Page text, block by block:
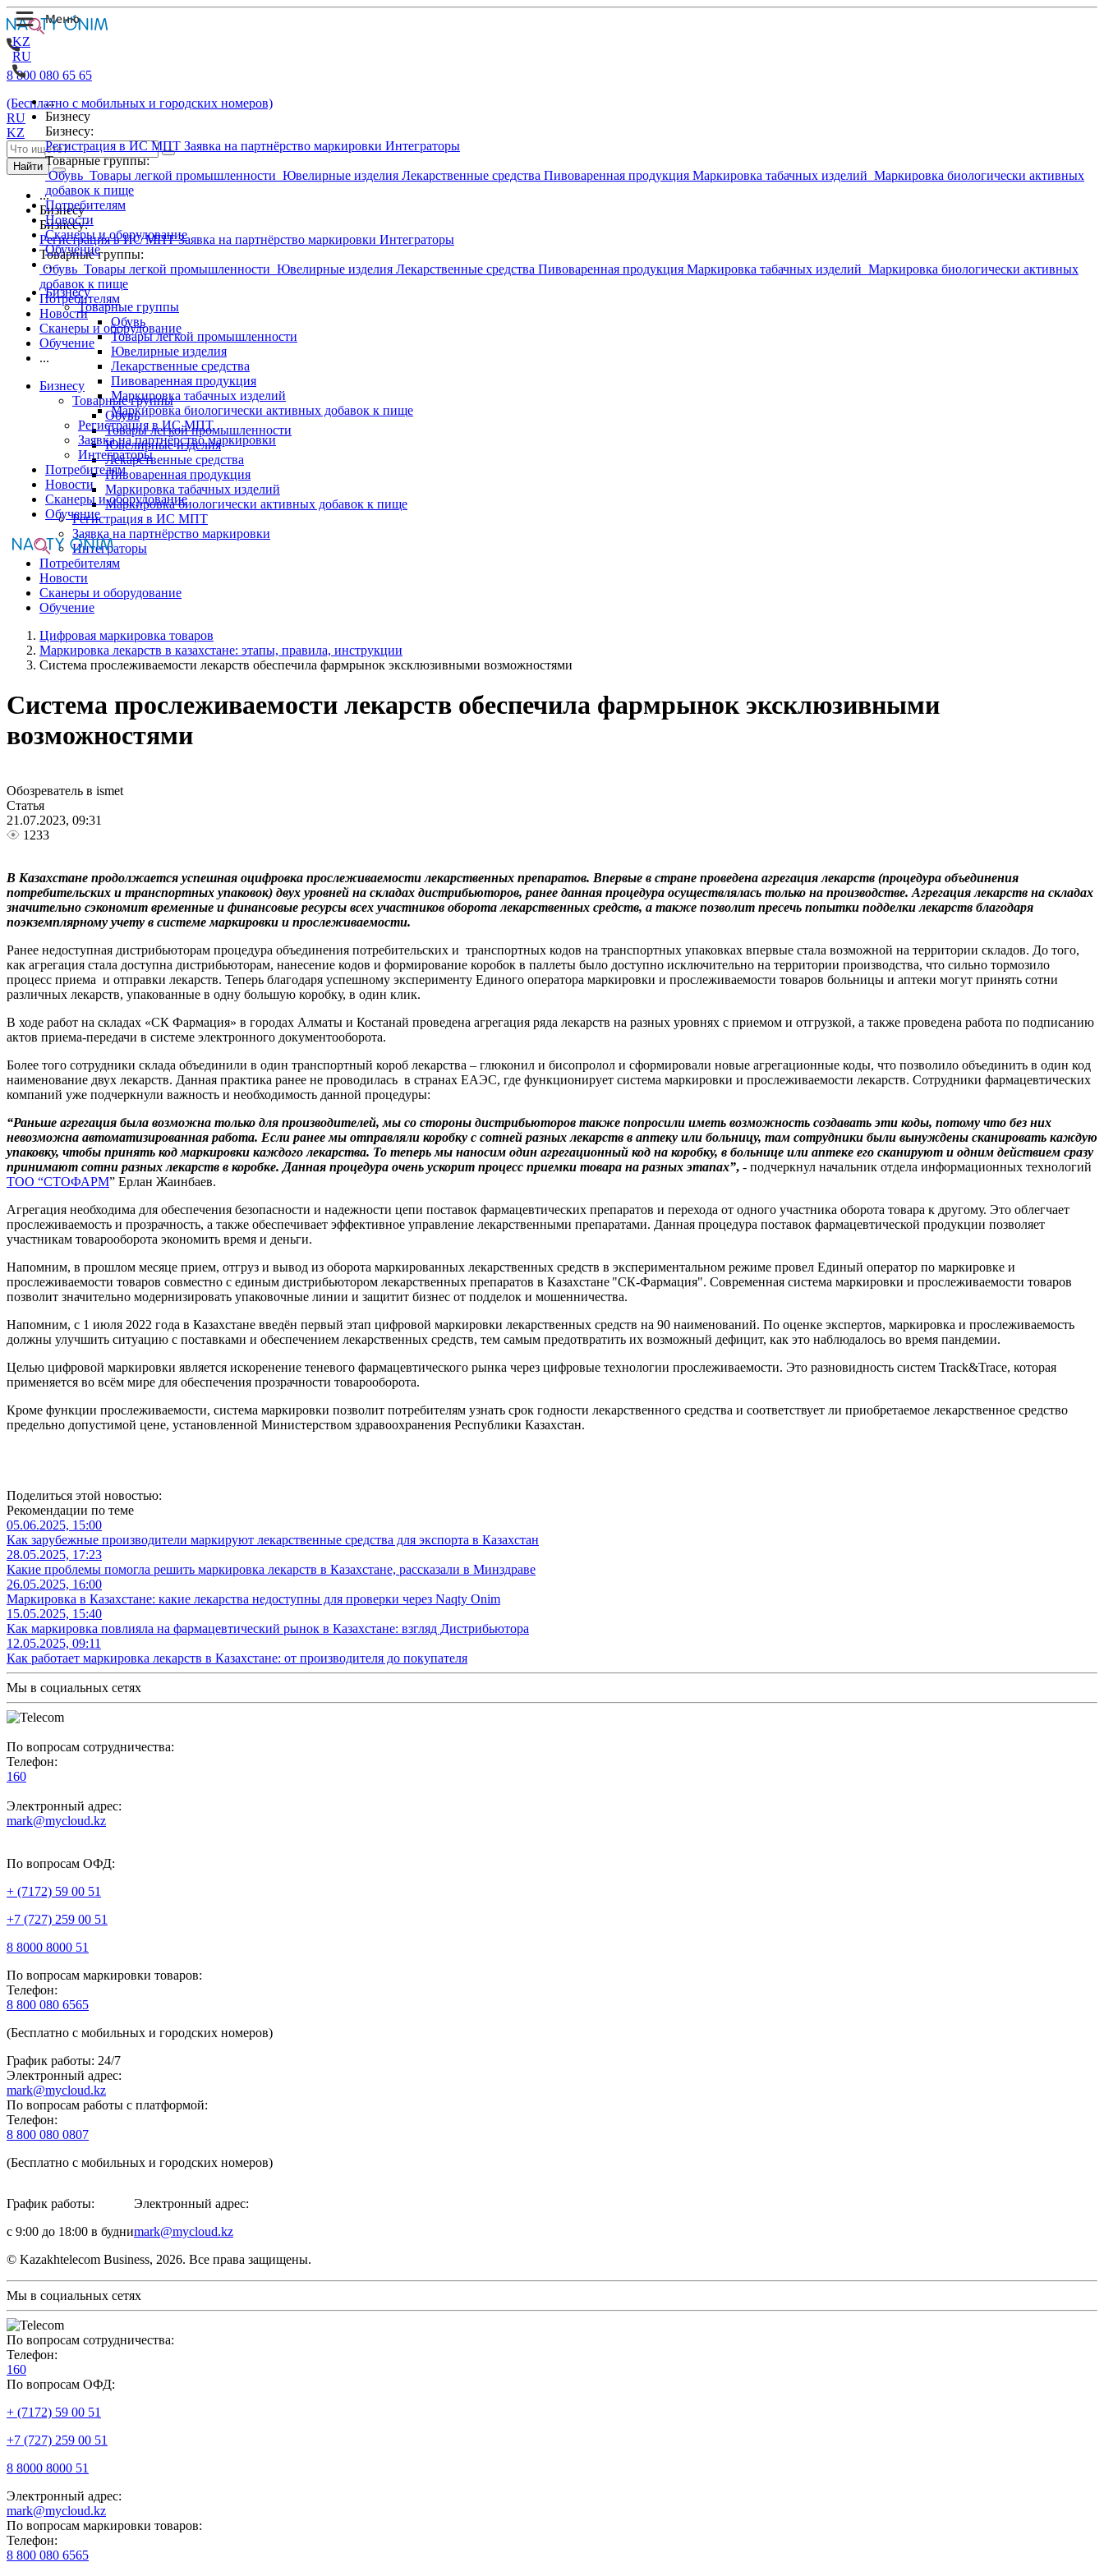
KZ
RU
...
Бизнесу
Бизнесу:
Регистрация в ИС МПТ Заявка на партнёрство маркировки Интеграторы
Товарные группы:
Обувь Товары легкой промышленности Ювелирные изделия Лекарственные средства Пивоваренная продукция Маркировка табачных изделий Маркировка биологически активных
добавок к пище
Потребителям
Новости
Сканеры и оборудование
Обучение
...
Бизнесу
Товарные группы
Обувь
Товары легкой промышленности
Ювелирные изделия
Лекарственные средства
Пивоваренная продукция
Маркировка табачных изделий
Маркировка биологически активных добавок к пище
Регистрация в ИС МПТ
Заявка на партнёрство маркировки
Интеграторы
Потребителям
Новости
Сканеры и оборудование
Обучение
8 800 080 65 65
(Бесплатно с мобильных и городских номеров)
RU
KZ
Найти
...
Бизнесу
Бизнесу:
Регистрация в ИС МПТЗаявка на партнёрство маркировки Интеграторы
Товарные группы:
Обувь Товары легкой промышленности Ювелирные изделия Лекарственные средства Пивоваренная продукция Маркировка табачных изделий Маркировка биологически активных
добавок к пище
Потребителям
Новости
Сканеры и оборудование
Обучение
...
Бизнесу
Товарные группы
Обувь
Товары легкой промышленности
Ювелирные изделия
Лекарственные средства
Пивоваренная продукция
Маркировка табачных изделий
Маркировка биологически активных добавок к пище
Регистрация в ИС МПТ
Заявка на партнёрство маркировки
Интеграторы
Потребителям
Новости
Сканеры и оборудование
Обучение
Цифровая маркировка товаров
Маркировка лекарств в казахстане: этапы, правила, инструкции
Система прослеживаемости лекарств обеспечила фармрынок эксклюзивными возможностями
Система прослеживаемости лекарств обеспечила фармрынок эксклюзивными
возможностями
Обозреватель в ismet
Статья
21.07.2023, 09:31
1233
В Казахстане продолжается успешная оцифровка прослеживаемости лекарственных препаратов. Впервые в стране проведена агрегация лекарств (процедура объединения
потребительских и транспортных упаковок) двух уровней на складах дистрибьюторов, ранее данная процедура осуществлялась только на производстве. Агрегация лекарств на складах
значительно сэкономит временные и финансовые ресурсы всех участников оборота лекарственных средств, а также позволит пресечь попытки подделки лекарств благодаря
поэкземплярному учету в системе маркировки и прослеживаемости.
Ранее недоступная дистрибьюторам процедура объединения потребительских и транспортных кодов на транспортных упаковках впервые стала возможной на территории складов. До того,
как агрегация стала доступна дистрибьюторам, нанесение кодов и формирование коробок в паллеты было доступно исключительно на территории производства, что сильно тормозило
процесс приема и отправки лекарств. Теперь благодаря успешному эксперименту Единого оператора маркировки и прослеживаемости товаров больницы и аптеки могут принять сотни
различных лекарств, упакованные в одну большую коробку, в один клик.
В ходе работ на складах «СК Фармация» в городах Алматы и Костанай проведена агрегация ряда лекарств на разных уровнях с приемом и отгрузкой, а также проведена работа по подписанию
актов приема-передачи в системе электронного документооборота.
Более того сотрудники склада объединили в один транспортный короб лекарства – глюконил и бисопролол и сформировали новые агрегационные коды, что позволило объединить в один код
наименование двух лекарств. Данная практика ранее не проводилась в странах ЕАЭС, где функционирует система маркировки и прослеживаемости лекарств. Сотрудники фармацевтических
компаний уже подчеркнули важность и необходимость данной процедуры:
“Раньше агрегация была возможна только для производителей, мы со стороны дистрибьюторов также попросили иметь возможность создавать эти коды, потому что без них
невозможна автоматизированная работа. Если ранее мы отправляли коробку с сотней разных лекарств в аптеку или больницу, там сотрудники были вынуждены сканировать каждую
упаковку, чтобы принять код маркировки каждого лекарства. То теперь мы наносим один агрегационный код на коробку, в больнице или аптеке его сканируют и одним действием сразу
принимают сотни разных лекарств в коробке. Данная процедура очень ускорит процесс приемки товара на разных этапах”, - подчеркнул начальник отдела информационных технологий
ТОО “СТОФАРМ” Ерлан Жаинбаев.
Агрегация необходима для обеспечения безопасности и надежности цепи поставок фармацевтических препаратов и перехода от одного участника оборота товара к другому. Это облегчает
прослеживаемость и прозрачность, а также обеспечивает эффективное управление лекарственными препаратами. Данная процедура поставок фармацевтической продукции позволяет
участникам товарооборота экономить время и деньги.
Напомним, в прошлом месяце прием, отгруз и вывод из оборота маркированных лекарственных средств в экспериментальном режиме провел Единый оператор по маркировке и
прослеживаемости товаров совместно с единым дистрибьютором лекарственных препаратов в Казахстане "СК-Фармация". Современная система маркировки и прослеживаемости товаров
позволит значительно модернизировать упаковочные линии и защитит бизнес от подделок и мошенничества.
Напомним, с 1 июля 2022 года в Казахстане введён первый этап цифровой маркировки лекарственных средств на 90 наименований. По оценке экспертов, маркировка и прослеживаемость
должны улучшить ситуацию с поставками и обеспечением лекарственных средств, тем самым предотвратить их возможный дефицит, как это наблюдалось во время пандемии.
Целью цифровой маркировки является искоренение теневого фармацевтического рынка через цифровые технологии прослеживаемости. Это разновидность систем Track&Trace, которая
применяется во всём мире для обеспечения прозрачности товарооборота.
Кроме функции прослеживаемости, система маркировки позволит потребителям узнать срок годности лекарственного средства и соответствует ли приобретаемое лекарственное средство
предельно допустимой цене, установленной Министерством здравоохранения Республики Казахстан.
Поделиться этой новостью:
Рекомендации по теме
05.06.2025, 15:00
Как зарубежные производители маркируют лекарственные средства для экспорта в Казахстан
28.05.2025, 17:23
Какие проблемы помогла решить маркировка лекарств в Казахстане, рассказали в Минздраве
26.05.2025, 16:00
Маркировка в Казахстане: какие лекарства недоступны для проверки через Naqty Onim
15.05.2025, 15:40
Как маркировка повлияла на фармацевтический рынок в Казахстане: взгляд Дистрибьютора
12.05.2025, 09:11
Как работает маркировка лекарств в Казахстане: от производителя до покупателя
Мы в социальных сетях
По вопросам сотрудничества:
Телефон:
160
Электронный адрес:
mark@mycloud.kz
По вопросам ОФД:
+ (7172) 59 00 51
+7 (727) 259 00 51
8 8000 8000 51
По вопросам маркировки товаров:
Телефон:
8 800 080 6565
(Бесплатно с мобильных и городских номеров)
График работы: 24/7
Электронный адрес:
mark@mycloud.kz
По вопросам работы с платформой:
Телефон:
8 800 080 0807
(Бесплатно с мобильных и городских номеров)
График работы:
с 9:00 до 18:00 в будни
Электронный адрес:
mark@mycloud.kz
© Kazakhtelecom Business, 2026. Все права защищены.
Мы в социальных сетях
По вопросам сотрудничества:
Телефон:
160
По вопросам ОФД:
+ (7172) 59 00 51
+7 (727) 259 00 51
8 8000 8000 51
Электронный адрес:
mark@mycloud.kz
По вопросам маркировки товаров:
Телефон:
8 800 080 6565